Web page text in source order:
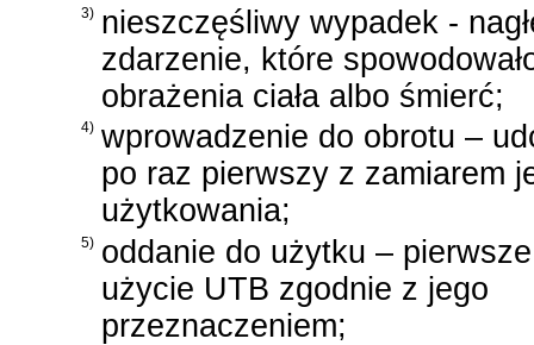
3) nieszczęśliwy wypadek -
zdarzenie, które
obrażenia ciała albo śmierć;
4) wprowadzenie do obrotu ‒
po raz pierwszy z zamiarem
użytkowania;
5) oddanie do użytku ‒ pierwsze
użycie UTB zgodnie z jego
przeznaczeniem;